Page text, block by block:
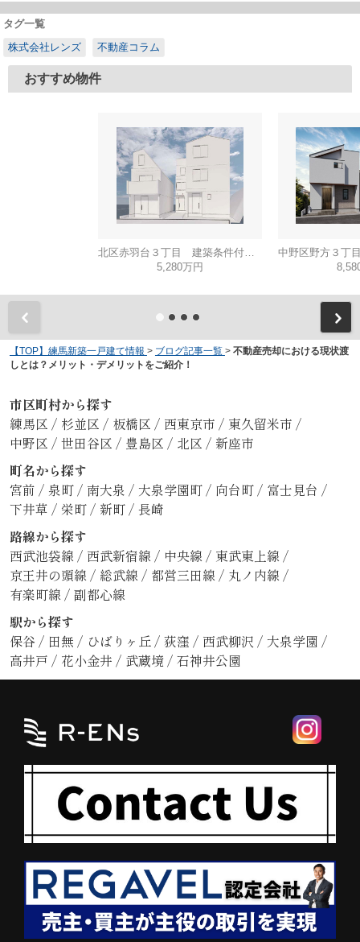
タグ一覧
株式会社レンズ
不動産コラム
おすすめ物件
5,280万円
【TOP】練馬新築一戸建て情報 > ブログ記事一覧 > 不動産売却における現状渡
しとは？メリット・デメリットをご紹介！
市区町村から探す
練馬区 / 杉並区 / 板橋区 / 西東京市 / 東久留米市 /
中野区 / 世田谷区 / 豊島区 / 北区 / 新座市
町名から探す
宮前 / 泉町 / 南大泉 / 大泉学園町 / 向台町 / 富士見台 /
下井草 / 栄町 / 新町 / 長崎
路線から探す
西武池袋線 / 西武新宿線 / 中央線 / 東武東上線 /
京王井の頭線 / 総武線 / 都営三田線 / 丸ノ内線 /
有楽町線 / 副都心線
駅から探す
保谷 / 田無 / ひばりヶ丘 / 荻窪 / 西武柳沢 / 大泉学園 /
高井戸 / 花小金井 / 武蔵境 / 石神井公園